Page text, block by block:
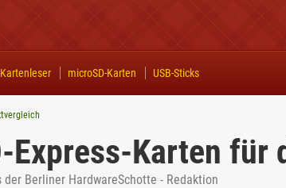
microSD-Karten USB-Sticks
Express-Karten
Berliner HardwareSchotte - Redaktion